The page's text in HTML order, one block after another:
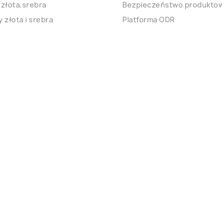
złota i srebra
Bezpieczeństwo
Platforma ODR